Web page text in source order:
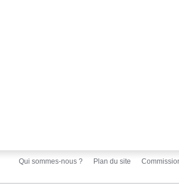
Qui sommes-nous ? Plan du site